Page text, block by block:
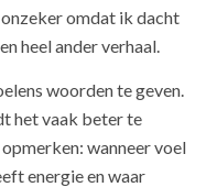
onzeker omdat ik dacht
heel ander verhaal.
woorden te geven.
het vaak beter te
wanneer voel
energie en waar